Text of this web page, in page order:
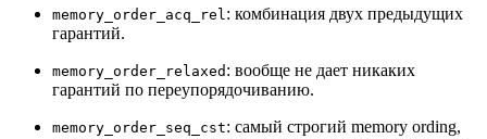
memory_order_acq_rel : комбинация двух предыдущих
гарантий.
memory_order_relaxed : вообще не дает никаких
гарантий по переупорядочиванию.
memory_order_seq_cst: cамый строгий memory ording,